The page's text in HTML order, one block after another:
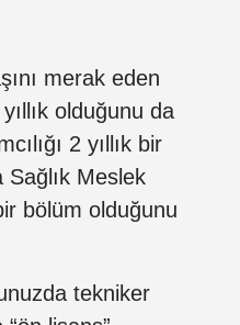
merak eden
olduğunu da
2 yıllık bir
Meslek
bölüm olduğunu
tekniker